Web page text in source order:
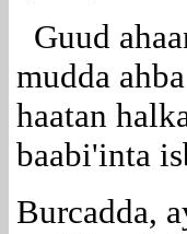
Guud
mudda
haatan
baabi'inta
Burcadda,